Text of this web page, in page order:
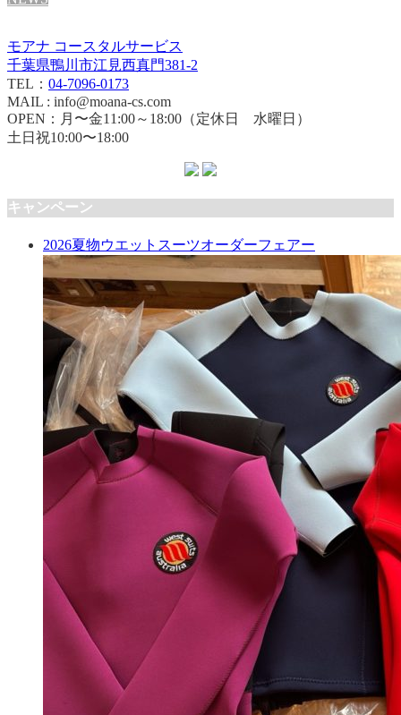
モアナ コースタルサービス
千葉県鴨川市江見西真門381-2
TEL： 04-7096-0173
MAIL : info@moana-cs.com
OPEN：月〜金11:00～18:00（定休日 水曜日）
土日祝10:00〜18:00
キャンペーン
2026夏物ウエットスーツオーダーフェアー